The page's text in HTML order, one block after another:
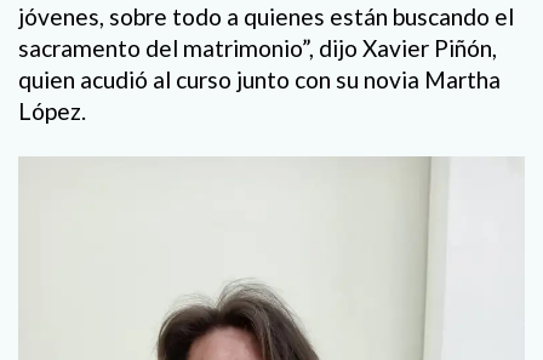
jóvenes, sobre todo a quienes están buscando el
sacramento del matrimonio”, dijo Xavier Piñón,
quien acudió al curso junto con su novia Martha
López.